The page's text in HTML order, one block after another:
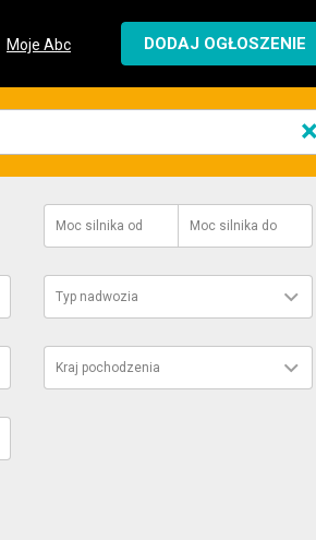
Moje Abc DODAJ OGŁOSZENIE
×
Moc silnika od Moc silnika do
Typ nadwozia
Kraj pochodzenia